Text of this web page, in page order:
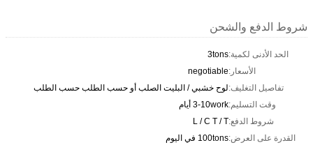
شروط الدفع والشحن
الحد الأدنى لكمية:3tons
الأسعار:negotiable
تفاصيل التغليف:لوح خشبي / البليت الصلب أو حسب الطلب حسب الطلب
وقت التسليم:3-10work أيام
شروط الدفع:L / C T / T
القدرة على العرض:100tons في اليوم